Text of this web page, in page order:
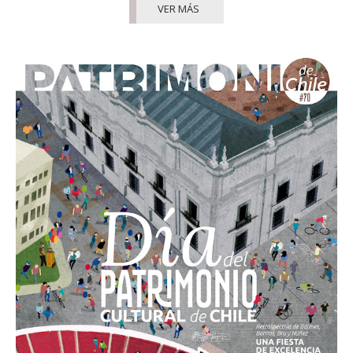
VER MÁS